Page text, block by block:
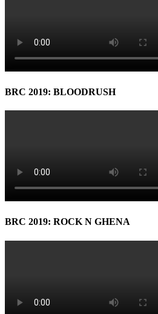
BRC 2019: BLOODRUSH
BRC 2019: ROCK N GHENA